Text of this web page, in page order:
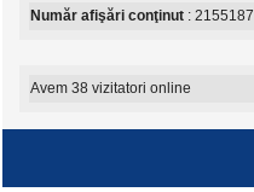
Număr afişări conţinut : 2155187
Avem 38 vizitatori online